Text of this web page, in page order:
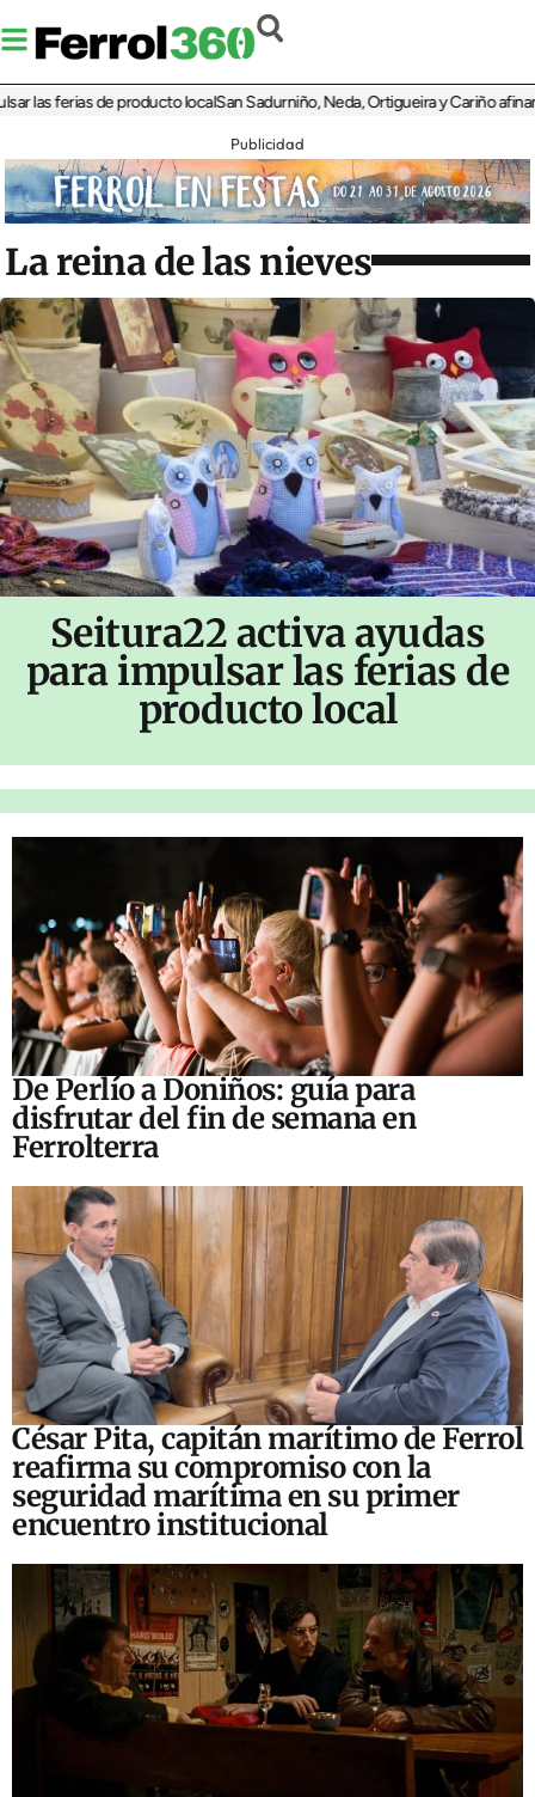
ferias de producto localSan Sadurniño, Neda, Ortigueira y Cariño afinan
Publicidad
La reina de las nieves
Seitura22 activa ayudas
para impulsar las ferias de
producto local
De Perlío a Doniños: guía para
disfrutar del fin de semana en
Ferrolterra
César Pita, capitán marítimo de Ferrol
reafirma su compromiso con la
seguridad marítima en su primer
encuentro institucional